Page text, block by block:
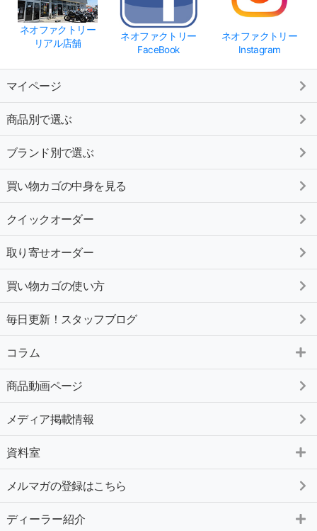
ネオファクトリー
リアル店舗
ネオファクトリー
FaceBook
ネオファクトリー
Instagram
マイページ
商品別で選ぶ
ブランド別で選ぶ
買い物カゴの中身を見る
クイックオーダー
取り寄せオーダー
買い物カゴの使い方
毎日更新！スタッフブログ
コラム
商品動画ページ
メディア掲載情報
資料室
メルマガの登録はこちら
ディーラー紹介